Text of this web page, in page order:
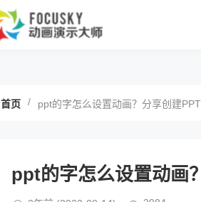
首页 / ppt的字怎么设置动画？分享创建
ppt的字怎么设置动画